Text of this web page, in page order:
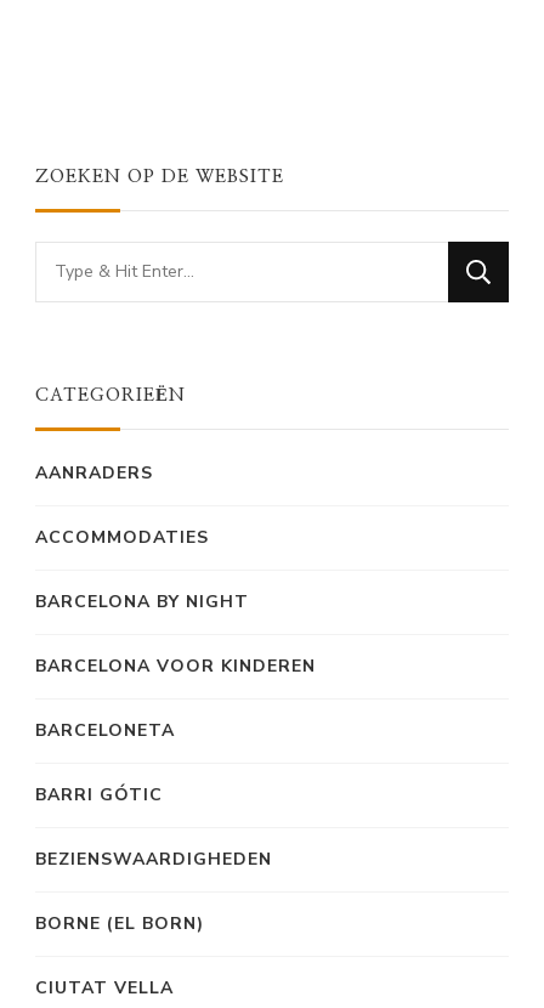
ZOEKEN OP DE WEBSITE
Looking
for
CATEGORIEËN
AANRADERS
ACCOMMODATIES
BARCELONA BY NIGHT
BARCELONA VOOR KINDEREN
BARCELONETA
BARRI GÓTIC
BEZIENSWAARDIGHEDEN
BORNE (EL BORN)
CIUTAT VELLA